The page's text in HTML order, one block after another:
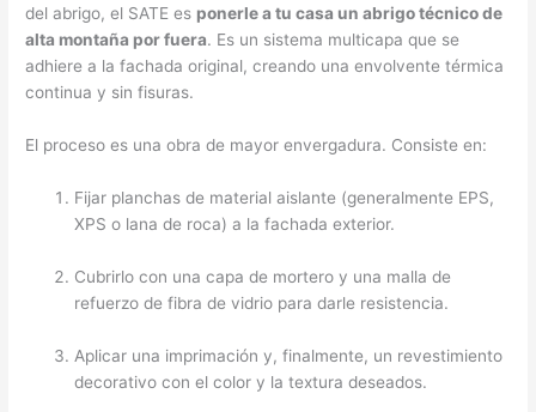
del abrigo, el SATE es ponerle a tu casa un abrigo técnico de
alta montaña por fuera. Es un sistema multicapa que se
adhiere a la fachada original, creando una envolvente térmica
continua y sin fisuras.
El proceso es una obra de mayor envergadura. Consiste en:
Fijar planchas de material aislante (generalmente EPS,
XPS o lana de roca) a la fachada exterior.
Cubrirlo con una capa de mortero y una malla de
refuerzo de fibra de vidrio para darle resistencia.
Aplicar una imprimación y, finalmente, un revestimiento
decorativo con el color y la textura deseados.